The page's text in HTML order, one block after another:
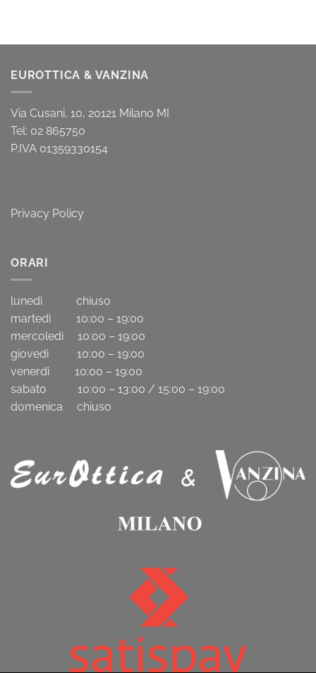
EUROTTICA & VANZINA
Via Cusani, 10, 20121 Milano MI
Tel: 02 865750
P.IVA 01359330154
Privacy Policy
ORARI
lunedì chiuso
martedì 10:00 – 19:00
mercoledì 10:00 – 19:00
giovedì 10:00 – 19:00
venerdì 10:00 – 19:00
sabato 10:00 – 13:00 / 15:00 – 19:00
domenica chiuso